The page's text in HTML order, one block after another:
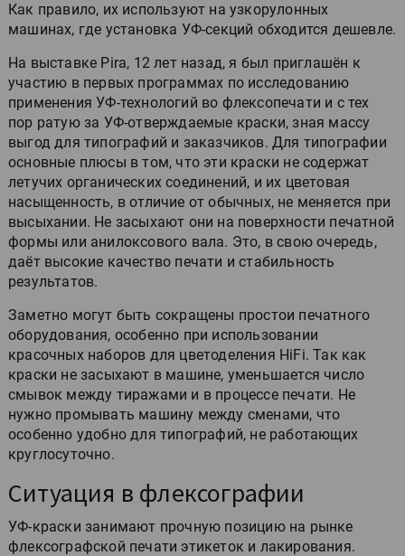
Как правило, их используют на узкорулонных
машинах, где установка УФ-секций обходится дешевле.
На выставке Pira, 12 лет назад, я был приглашён к
участию в первых программах по исследованию
применения УФ-технологий во флексопечати и с тех
пор ратую за УФ-отверждаемые краски, зная массу
выгод для типографий и заказчиков. Для типографии
основные плюсы в том, что эти краски не содержат
летучих органических соединений, и их цветовая
насыщенность, в отличие от обычных, не меняется при
высыхании. Не засыхают они на поверхности печатной
формы или анилоксового вала. Это, в свою очередь,
даёт высокие качество печати и стабильность
результатов.
Заметно могут быть сокращены простои печатного
оборудования, особенно при использовании
красочных наборов для цветоделения HiFi. Так как
краски не засыхают в машине, уменьшается число
смывок между тиражами и в процессе печати. Не
нужно промывать машину между сменами, что
особенно удобно для типографий, не работающих
круглосуточно.
Ситуация в флексографии
УФ-краски занимают прочную позицию на рынке
флексографской печати этикеток и лакирования.